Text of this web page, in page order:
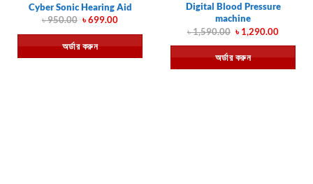
Cyber Sonic Hearing Aid
৳950.00 Original
was:
৳ 950.00.
৳699.00Current
is:
৳ 699.00.
অর্ডার করুন
Digital Blood Pressure
machine
৳1,590.00 Original
price
was:
৳ 1,590.00.
৳1,290.00Current
is:
৳
অর্ডার করুন